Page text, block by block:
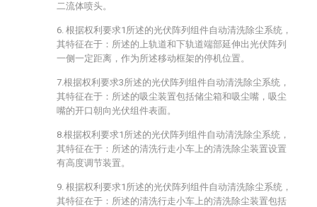
二流体喷头。
6. 根据权利要求1所述的光伏阵列组件自动清洗除尘系统，
其特征在于：所述的上轨道和下轨道端部延伸出光伏阵列
一侧一定距离，作为所述移动框架的停机位置。
7.根据权利要求3所述的光伏阵列组件自动清洗除尘系统，
其特征在于：所述的吸尘装置包括储尘箱和吸尘嘴，吸尘
嘴的开口朝向光伏组件表面。
8.根据权利要求1所述的光伏阵列组件自动清洗除尘系统，
其特征在于：所述的清洗行走小车上的清洗除尘装置设置
有高度调节装置。
9. 根据权利要求1所述的光伏阵列组件自动清洗除尘系统，
其特征在于：所述的清洗行走小车上的清洗除尘装置包括